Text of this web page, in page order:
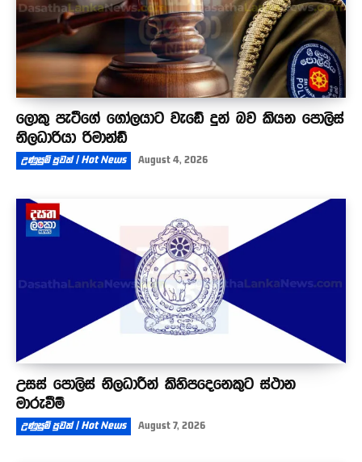
ලොකු පැටීගේ ගෝලයාට වැඩේ දුන් බව කියන පොලිස්
නිලධාරියා රිමාන්ඩ්
උණුසුම් පුවත් | Hot News August 4, 2026
උසස් පොලිස් නිලධාරීන් කිහිපදෙනෙකුට ස්ථාන
මාරුවීම්
උණුසුම් පුවත් | Hot News August 7, 2026